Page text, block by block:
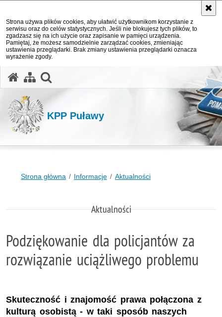
Strona używa plików cookies, aby ułatwić użytkownikom korzystanie z
serwisu oraz do celów statystycznych. Jeśli nie blokujesz tych plików, to
zgadzasz się na ich użycie oraz zapisanie w pamięci urządzenia.
Pamiętaj, że możesz samodzielnie zarządzać cookies, zmieniając
ustawienia przeglądarki. Brak zmiany ustawienia przeglądarki oznacza
wyrażenie zgody.
KPP Puławy
Strona główna Informacje Aktualności
Aktualności
Podziękowanie dla policjantów za
rozwiązanie uciążliwego problemu
Skuteczność i znajomość prawa połączona z
kulturą osobistą - w taki sposób naszych